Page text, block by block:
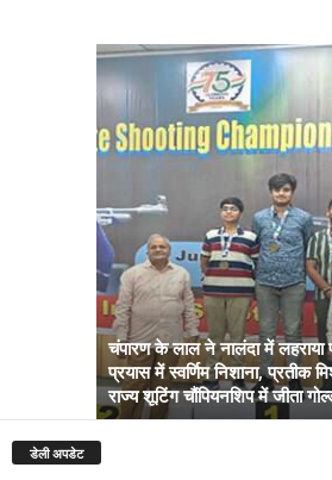
चंपारण के लाल ने नालंदा में लहराया
प्रयास में स्वर्णिम निशाना, प्रतीक
राज्य शूटिंग चौंपियनशिप में जीता
डेली अपडेट